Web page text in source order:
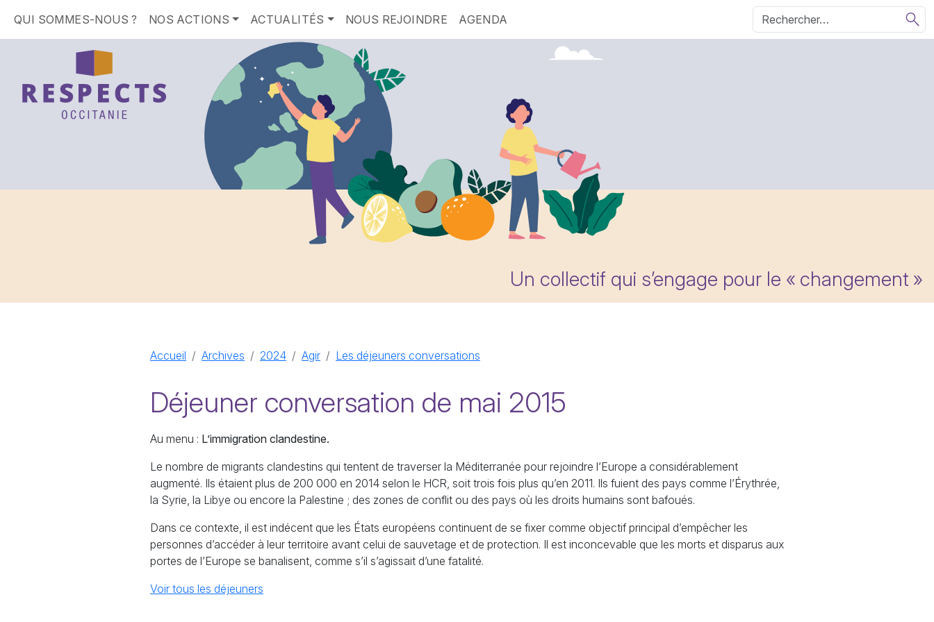
QUI SOMMES-NOUS ? NOS ACTIONS ACTUALITÉS NOUS REJOINDRE AGENDA
Un collectif qui s’engage pour le « changement »
Accueil Archives 2024 Agir Les déjeuners conversations
Déjeuner conversation de mai 2015
Au menu : L’immigration clandestine.
Le nombre de migrants clandestins qui tentent de traverser la Méditerranée pour rejoindre l’Europe a considérablement
augmenté. Ils étaient plus de 200 000 en 2014 selon le HCR, soit trois fois plus qu’en 2011. Ils fuient des pays comme l’Érythrée,
la Syrie, la Libye ou encore la Palestine ; des zones de conflit ou des pays où les droits humains sont bafoués.
Dans ce contexte, il est indécent que les États européens continuent de se fixer comme objectif principal d’empêcher les
personnes d’accéder à leur territoire avant celui de sauvetage et de protection. Il est inconcevable que les morts et disparus aux
portes de l’Europe se banalisent, comme s’il s’agissait d’une fatalité.
Voir tous les déjeuners